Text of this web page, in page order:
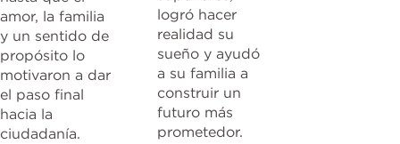
amor, la familia
y un sentido de
propósito lo
motivaron a dar
el paso final
hacia la
ciudadanía.
logró hacer
realidad su
sueño y ayudó
a su familia a
construir un
futuro más
prometedor.